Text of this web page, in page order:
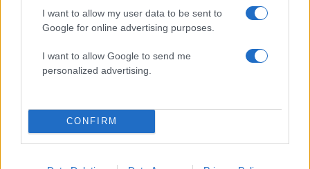
I want to allow my user data to be sent to
Google for online advertising purposes.
I want to allow Google to send me
personalized advertising.
CONFIRM
Η Δούκισσα Νομικού στην Πολυνησία: Το
εξωτικό οικογενειακό ταξίδι με τον Δημήτρη
Θεοδωρίδη και τα παιδιά τους